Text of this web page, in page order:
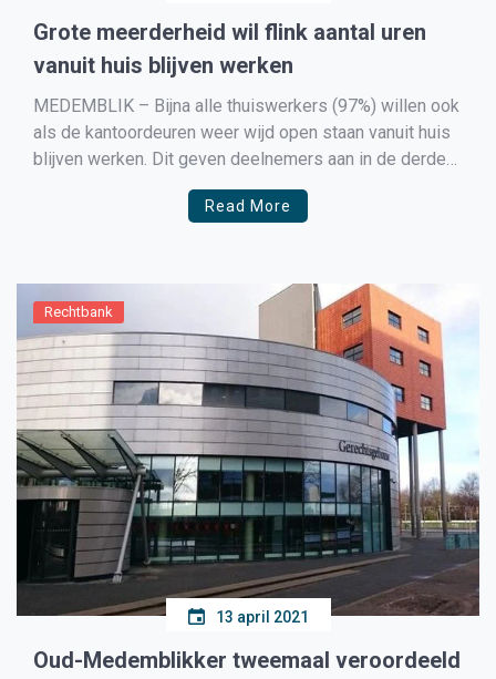
Grote meerderheid wil flink aantal uren
vanuit huis blijven werken
MEDEMBLIK – Bijna alle thuiswerkers (97%) willen ook
als de kantoordeuren weer wijd open staan vanuit huis
blijven werken. Dit geven deelnemers aan in de derde
ronde van gezamenlijk onderzoek van Nyenrode
Business Universiteit, Open Universiteit en
Read More
Rechtbank
13 april 2021
Oud-Medemblikker tweemaal veroordeeld